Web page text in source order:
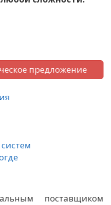
предложение
поставщиком